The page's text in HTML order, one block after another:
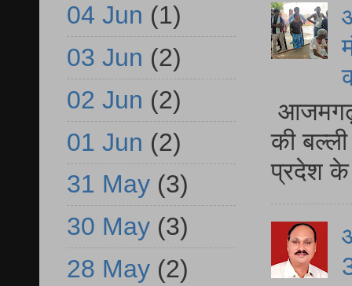
आजमगढ़
की
प्रदेश
04 Jun (1)
03 Jun (2)
02 Jun (2)
01 Jun (2)
31 May (3)
30 May (3)
28 May (2)